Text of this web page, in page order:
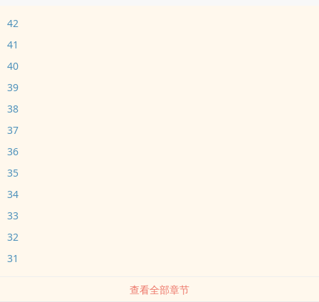
42
41
40
39
38
37
36
35
34
33
32
31
查看全部章节